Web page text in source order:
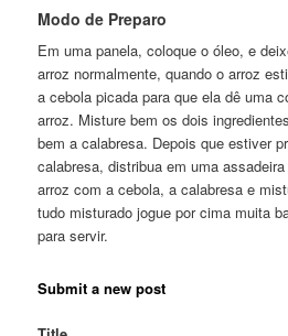
Modo de Preparo
Em uma panela, coloque o óleo, e
arroz normalmente, quando o arroz
a cebola picada para que ela dê uma
arroz. Misture bem os dois
bem a calabresa. Depois que estiver
calabresa, distribua em uma
arroz com a cebola, a calabresa e
tudo misturado jogue por cima muita
para servir.
Submit a new post